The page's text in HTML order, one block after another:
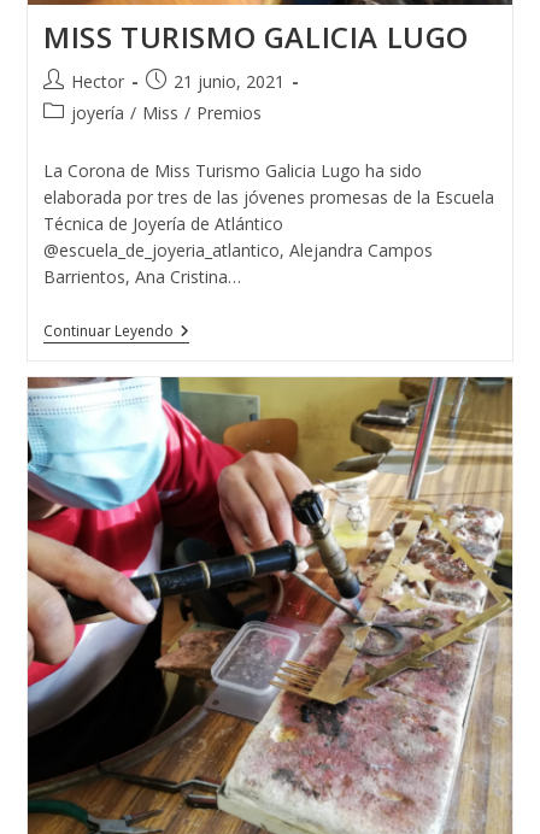
MISS TURISMO GALICIA LUGO
Autor
de
Hector
Publicación
de
21 junio, 2021
Categoría
la
entrada:
joyería / Miss / Premios
La Corona de Miss Turismo Galicia Lugo ha sido
elaborada por tres de las jóvenes promesas de la Escuela
Técnica de Joyería de Atlántico
@escuela_de_joyeria_atlantico, Alejandra Campos
Barrientos, Ana Cristina…
Continuar LeyendoMISS
TURISMO
LUGO